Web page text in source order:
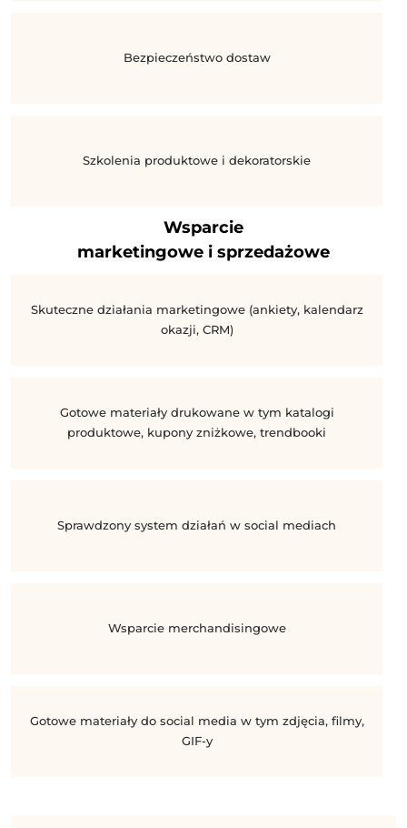
Bezpieczeństwo dostaw
Szkolenia produktowe i dekoratorskie
Wsparcie
marketingowe i sprzedażowe
Skuteczne działania marketingowe (ankiety, kalendarz
okazji, CRM)
Gotowe materiały drukowane w tym katalogi
produktowe, kupony zniżkowe, trendbooki
Sprawdzony system działań w social mediach
Wsparcie merchandisingowe
Gotowe materiały do social media w tym zdjęcia, filmy,
GIF-y